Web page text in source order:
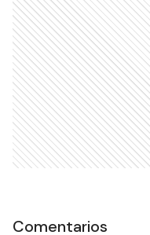
Comentarios